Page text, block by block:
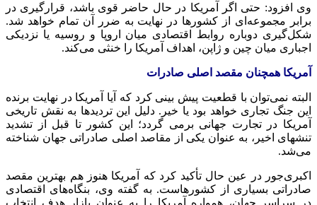
وی افزود: حتی اگر آمریکا در حال حاضر قوی باشد، قرارگیری در
برابر مجموعه‌ای از کشورها در نهایت به ضرر آن تمام خواهد شد.
شکل‌گیری دوباره روابط اقتصادی میان اروپا و روسیه یا نزدیکی
اجباری میان چین و ژاپن، اهداف آمریکا را خنثی می‌کند.
آمریکا همچنان مقصد اصلی صادرات
البته نمی‌توان با قطعیت پیش بینی کرد که آیا آمریکا در نهایت برنده
این جنگ تجاری خواهد بود یا خیر. دلیل این تردیدها به نقش تاریخی
آمریکا در تجارت جهانی برمی گردد؛ این کشور تا قبل از تشدید
تنشهای اخیر، به عنوان یکی از مقاصد اصلی صادراتی جهان شناخته
می‌شد.
اکبری‌جور در عین حال تأکید کرد که آمریکا هنوز هم بهترین مقصد
صادراتی بسیاری از کشورهاست. به گفته وی، بنگاه‌های اقتصادی
در سراسر جهان، همواره آمریکا را به عنوان بازار هدف انتخاب